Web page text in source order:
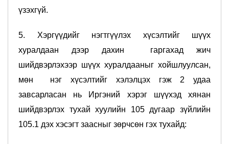
үзэхгүй.
5. Хэргүүдийг нэгтгүүлэх хүсэлтийг шүүх
хуралдаан дээр дахин гаргахад жич
шийдвэрлэхээр шүүх хуралдааныг хойшлуулсан,
мөн нэг хүсэлтийг хэлэлцэх гэж 2 удаа
завсарласан нь Иргэний хэрэг шүүхэд хянан
шийдвэрлэх тухай хуулийн 105 дугаар зүйлийн
105.1 дэх хэсэгт заасныг зөрчсөн гэх тухайд: